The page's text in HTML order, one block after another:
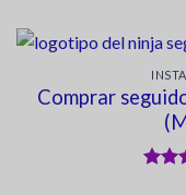
Comprar